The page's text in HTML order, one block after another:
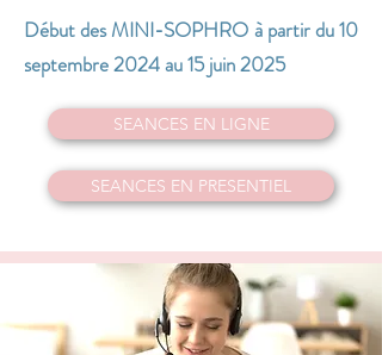
Début des MINI-SOPHRO à partir du 10
septembre 2024 au 15 juin 2025
SEANCES EN LIGNE
SEANCES EN PRESENTIEL